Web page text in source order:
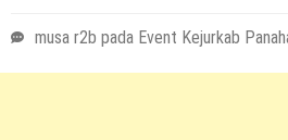
musa r2b pada Event Kejurkab